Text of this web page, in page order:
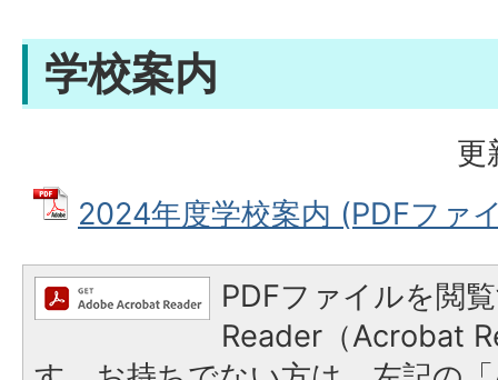
学校案内
更
2024年度学校案内 (PDFファ
PDFファイルを閲
Reader（Acrobat